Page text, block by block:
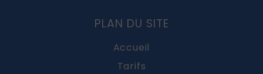
PLAN DU SITE
Accueil
Tarifs